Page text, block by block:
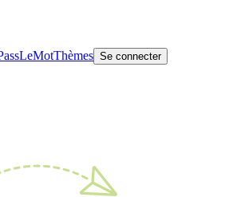
Thèmes Se connecter